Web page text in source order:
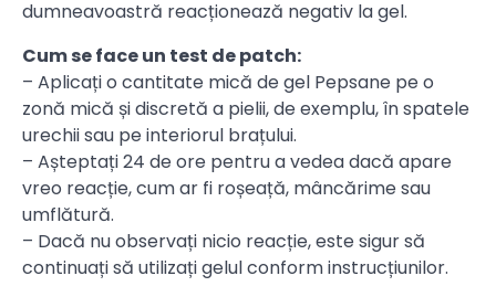
dumneavoastră reacționează negativ la gel.
Cum se face un test de patch:
– Aplicați o cantitate mică de gel Pepsane pe o
zonă mică și discretă a pielii, de exemplu, în spatele
urechii sau pe interiorul brațului.
– Așteptați 24 de ore pentru a vedea dacă apare
vreo reacție, cum ar fi roșeață, mâncărime sau
umflătură.
– Dacă nu observați nicio reacție, este sigur să
continuați să utilizați gelul conform instrucțiunilor.